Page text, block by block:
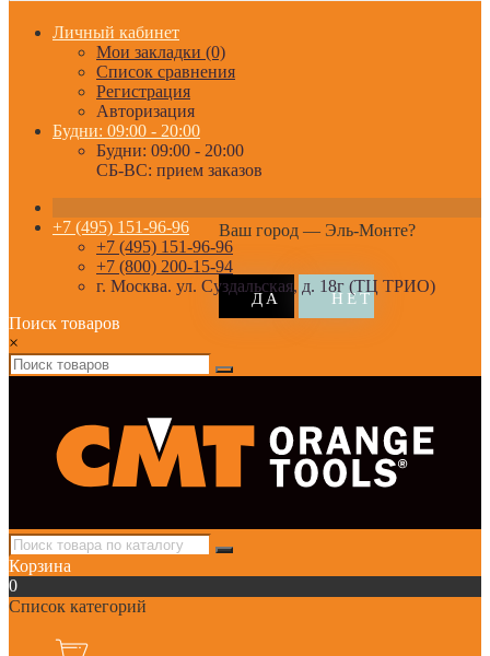
Личный кабинет
Мои закладки (0)
Список сравнения
Регистрация
Авторизация
Будни: 09:00 - 20:00
Будни: 09:00 - 20:00
СБ-ВС: прием заказов
Ваш город — Эль-Монте?
+7 (495) 151-96-96
+7 (495) 151-96-96
+7 (800) 200-15-94
г. Москва. ул. Суздальская, д. 18г (ТЦ ТРИО)
Поиск товаров
×
Корзина
0
Список категорий